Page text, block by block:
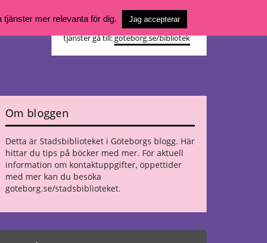
Vill du söka böcker, logga in på ditt
bibliotekskonto eller nå övriga
tjänster gå till:goteborg.se/bibliotek
Om bloggen
Detta är Stadsbiblioteket i Göteborgs blogg. Här
hittar du tips på böcker med mer. För aktuell
information om kontaktuppgifter, öppettider
med mer kan du besöka
goteborg.se/stadsbiblioteket.
mer relevanta för dig. Jag accepterar